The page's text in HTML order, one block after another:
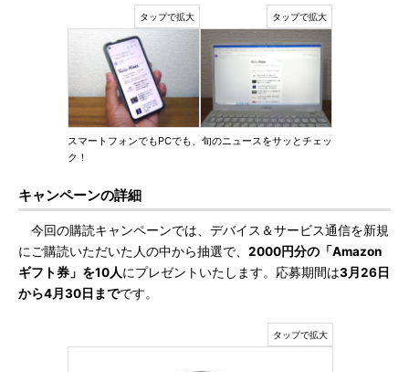
スマートフォンでもPCでも、旬のニュースをサッとチェッ
ク！
キャンペーンの詳細
今回の購読キャンペーンでは、デバイス＆サービス通信を新規
にご購読いただいた人の中から抽選で、 2000円分の「Amazon
ギフト券」を10人にプレゼントいたします。応募期間は3月26日
から4月30日までです。